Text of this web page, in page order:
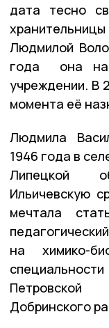
дата тесно
Людмилой
года она
учреждении. В
момента её
Людмила
1946 года в
Липецкой
Ильичевскую
мечтала
на химико-
Петровской
Добринского